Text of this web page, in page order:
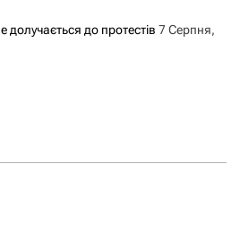
до протестів 7 Серпня,